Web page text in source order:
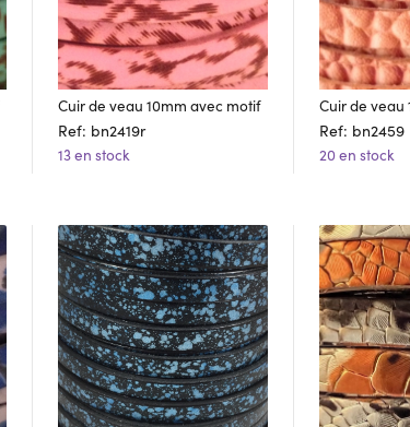
Cuir de veau 10mm avec motif
Ref: bn2419r
13 en stock
Cuir de veau
Ref: bn2459
20 en stock